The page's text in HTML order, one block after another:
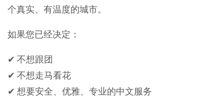
个真实、有温度的城市。
如果您已经决定：
✔ 不想跟团
✔ 不想走马看花
✔ 想要安全、优雅、专业的中文服务